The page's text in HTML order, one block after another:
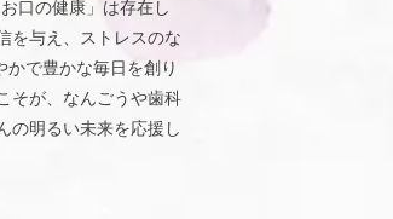
口の健康」は存在し
を与え、ストレスのな
かで豊かな毎日を創り
そが、なんごうや歯科
の明るい未来を応援し